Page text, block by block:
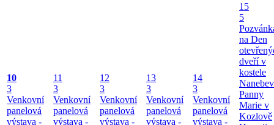
10
3
Venkovní
panelová
výstava -
11
3
Venkovní
panelová
výstava -
12
3
Venkovní
panelová
výstava -
13
3
Venkovní
panelová
výstava -
14
3
Venkovní
panelová
výstava -
15
5
na Den
dveří v
kostele
Panny
Marie v
Kozlově